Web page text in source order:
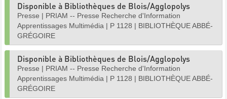
Disponible à Bibliothèques de Blois/Agglopolys
Presse | PRIAM -- Presse Recherche d'Information
Apprentissages Multimédia | P 1128 | BIBLIOTHÈQUE ABBÉ-
GRÉGOIRE
Disponible à Bibliothèques de Blois/Agglopolys
Presse | PRIAM -- Presse Recherche d'Information
Apprentissages Multimédia | P 1128 | BIBLIOTHÈQUE ABBÉ-
GRÉGOIRE